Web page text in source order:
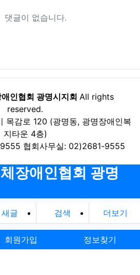
댓글이 없습니다.
인협회 광명시지회 All rights
reserved.
목감로 120 (광명동, 광명장애인복
지타운 4층)
협회사무실: 02)2681-9555
장애인협회 광명
새글 검색 더보기
회원가입 정보찾기